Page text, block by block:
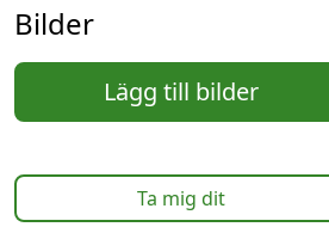
Bilder
Lägg till bilder
Ta mig dit